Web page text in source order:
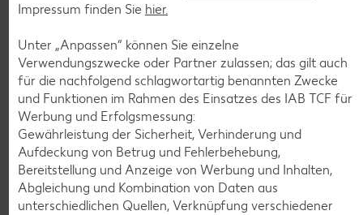
KNÜLLER
.
je 6 - 12 St. = 398 - 560-ml-Packg.
(1 l = 5.34 - 7.52)
nur
2.99
K-CLASSIC
Maxx XXL
je 8 St. = 800-ml-Großpackg.
(1 l = 3.74)
nur
2.99
Impressum finden Sie hier.
Unter „Anpassen“ können Sie einzelne
Verwendungszwecke oder Partner zulassen; das gilt auch
für die nachfolgend schlagwortartig benannten Zwecke
und Funktionen im Rahmen des Einsatzes des IAB TCF für
Werbung und Erfolgsmessung:
Gewährleistung der Sicherheit, Verhinderung und
Aufdeckung von Betrug und Fehlerbehebung,
Bereitstellung und Anzeige von Werbung und Inhalten,
Abgleichung und Kombination von Daten aus
unterschiedlichen Quellen, Verknüpfung verschiedener